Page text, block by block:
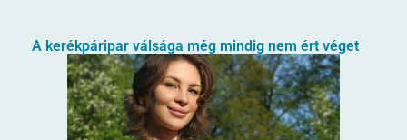
A kerékpáripar válsága még mindig nem ért véget